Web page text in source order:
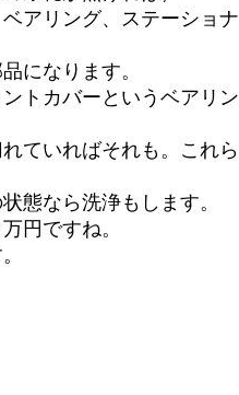
アリング、ステーショ
になります。
トカバーというベアリ
ていればそれも。これ
態なら洗浄もします。
円ですね。